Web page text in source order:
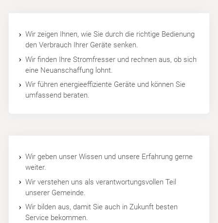
Wir zeigen Ihnen, wie Sie durch die richtige Bedienung
den Verbrauch Ihrer Geräte senken.
Wir finden Ihre Stromfresser und rechnen aus, ob sich
eine Neuanschaffung lohnt.
Wir führen energieeffiziente Geräte und können Sie
umfassend beraten.
Wir geben unser Wissen und unsere Erfahrung gerne
weiter.
Wir verstehen uns als verantwortungsvollen Teil
unserer Gemeinde.
Wir bilden aus, damit Sie auch in Zukunft besten
Service bekommen.